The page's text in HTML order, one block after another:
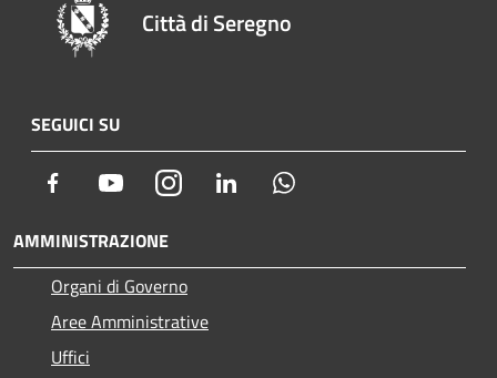
Città di Seregno
SEGUICI SU
Facebook YoutubeInstagram LinkedIn
AMMINISTRAZIONE
Organi di Governo
Aree Amministrative
Uffici